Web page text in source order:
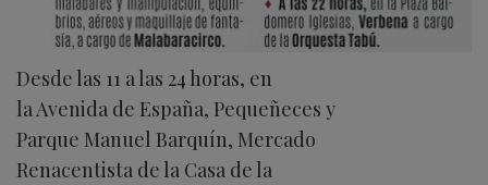
Desde las 11 a las 24 horas, en
la Avenida de España, Pequeñeces y
Parque Manuel Barquín, Mercado
Renacentista de la Casa de la